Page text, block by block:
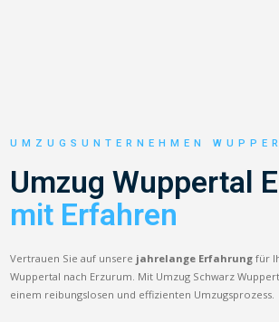
UMZUGSUNTERNEHMEN
Umzug Wuppertal
mit Erfahren
Vertrauen Sie auf unsere jahrelange Erfahrung für
Wuppertal nach Erzurum. Mit Umzug Schwarz
einem reibungslosen und effizienten Umzugsprozess.